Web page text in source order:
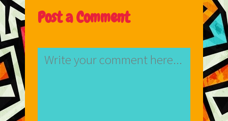
Post a Comment